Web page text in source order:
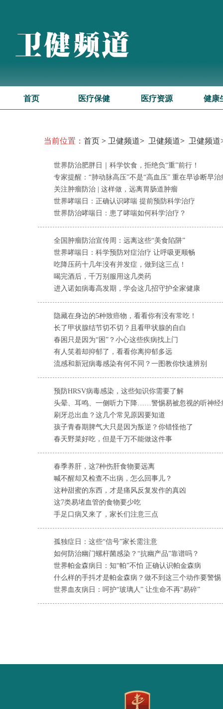
首页 医疗保健 医疗资源 健康
当前位置： 首页 > 卫健频道> 卫健频道> 卫健频道
世界防治肥胖日｜科学饮食，拒绝负“重”前行！
专家提醒：“肺动脉高压”不是“高血压” 重在早诊断早治
关注肿瘤防治 | 这样做，远离胃肠道肿瘤
世界哮喘日：正确认识哮喘 提前预防科学治疗
世界防治哮喘日：患了哮喘如何科学治疗？
全国肿瘤防治宣传周：远离这些“美食陷阱”
世界哮喘日：科学预防对症治疗 让呼吸更顺畅
吃降压药十几年没有并发症，做到这三点！
喝完酒后，千万别服用这几类药
进入诺如病毒高发期，学会这几招守护全家健康
隐藏在身边的5种致癌物，看看你有没有常吃！
长了甲状腺结节切不切？且看甲状腺的自白
春困只是因为“困”？小心这些疾病找上门
有人笑着却抑郁了，看看你离抑郁多远
流感和新冠病毒感染有何不同？一图教你快速辨别
预防HRSV病毒感染，这些知识你需要了解
头晕、耳鸣、一侧听力下降……警惕易被忽视的听神经
刷牙总出血？这几个常见原因要知道
孩子青春期脾气大只是因为叛逆？你错怪他了
春天野菜好吃，但是千万不能做这件事
春季养肝，这7种伤肝食物要远离
喊不醒却又检查不出病，怎么回事儿？
这种甜蜜的东西，才是痛风反复发作的真凶
这7类易堵血管的食物要少吃
手足口病又来了，家长们注意三点
孤独症日：这些“信号”家长需注意
如何防治幽门螺杆菌感染？“抗幽产品”靠谱吗？
世界帕金森病日：知“帕”不怕 正确认识帕金森病
什么样的手抖才是帕金森病？做不到这三个动作要警惕
世界血友病日：呵护“玻璃人” 让生命不再“易碎”